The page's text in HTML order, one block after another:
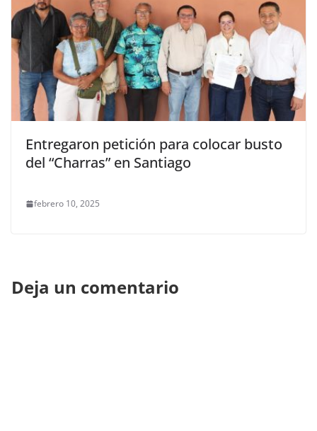
Entregaron petición para colocar busto
del “Charras” en Santiago
febrero 10, 2025
Deja un comentario